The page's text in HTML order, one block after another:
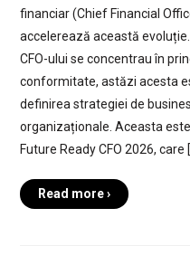
financiar (Chief Financial
accelerează această
CFO-ului se concentrau în
conformitate, astăzi acesta
definirea strategiei de
organizaționale. Aceasta
Future Ready CFO 2026, care
Read more ›